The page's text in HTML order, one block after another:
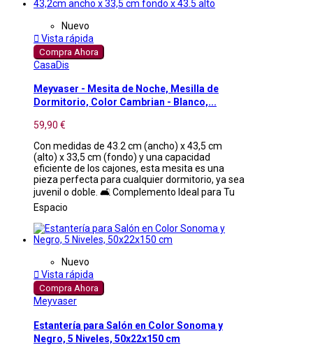
Nuevo
 Vista rápida
Compra Ahora
CasaDis
Meyvaser - Mesita de Noche, Mesilla de
Dormitorio, Color Cambrian - Blanco,...
59,90 €
Con medidas de 43.2 cm (ancho) x 43,5 cm
(alto) x 33,5 cm (fondo) y una capacidad
eficiente de los cajones, esta mesita es una
pieza perfecta para cualquier dormitorio, ya sea
juvenil o doble. 🛋️ Complemento Ideal para Tu
Espacio
Nuevo
 Vista rápida
Compra Ahora
Meyvaser
Estantería para Salón en Color Sonoma y
Negro, 5 Niveles, 50x22x150 cm